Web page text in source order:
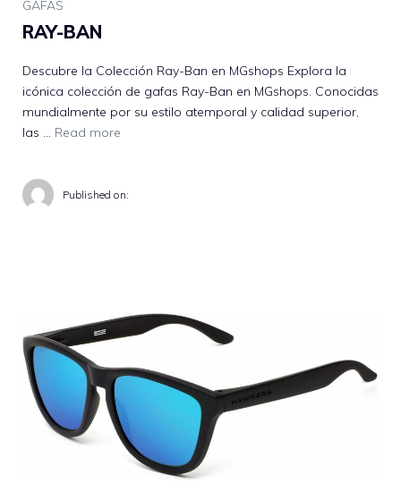
GAFAS
RAY-BAN
Descubre la Colección Ray-Ban en MGshops Explora la
icónica colección de gafas Ray-Ban en MGshops. Conocidas
mundialmente por su estilo atemporal y calidad superior,
las … Read more
Published on: